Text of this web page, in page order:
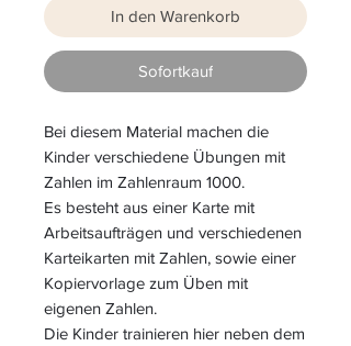
In den Warenkorb
Sofortkauf
Bei diesem Material machen die
Kinder verschiedene Übungen mit
Zahlen im Zahlenraum 1000.
Es besteht aus einer Karte mit
Arbeitsaufträgen und verschiedenen
Karteikarten mit Zahlen, sowie einer
Kopiervorlage zum Üben mit
eigenen Zahlen.
Die Kinder trainieren hier neben dem